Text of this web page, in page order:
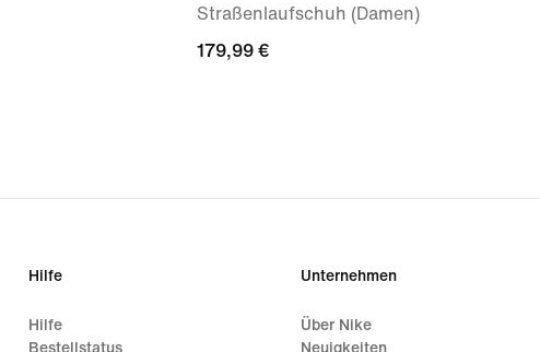
Straßenlaufschuh (Damen)
179,99 €
179,99 €
Hilfe
Hilfe
Bestellstatus
Unternehmen
Über Nike
Neuigkeiten